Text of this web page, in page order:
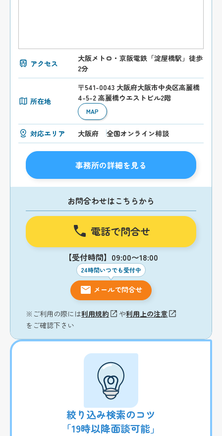
アクセス
大阪メトロ・京阪電鉄「淀屋橋駅」徒歩
2分
所在地
〒541-0043 大阪府大阪市中央区高麗橋
4-5-2 高麗橋ウエストビル2階
MAP
対応エリア 大阪府 全国オンライン相談
事務所の詳細を見る
お問合わせはこちらから
電話で問合せ
【受付時間】09:00〜18:00
24時間いつでも受付中
メールで問合せ
※ご利用の際には利用規約 や利用上の注意
をご確認下さい
絞り込み検索のコツ
「19時以降面談可能」